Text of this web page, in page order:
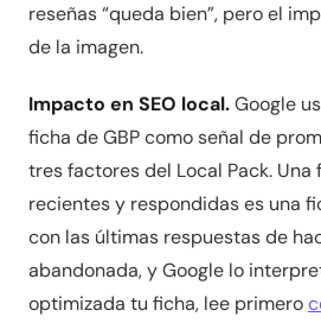
reseñas “queda bien”, pero el
de la imagen.
Impacto en SEO local.Google
ficha de GBP como señal de
tres factores del Local Pack. Una
recientes y respondidas es una
con las últimas respuestas de
abandonada, y Google lo
optimizada tu ficha, lee primero